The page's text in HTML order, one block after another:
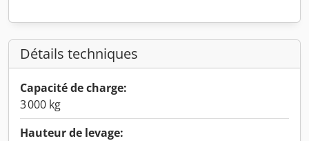
Détails techniques
Capacité de charge:
3 000 kg
Hauteur de levage: